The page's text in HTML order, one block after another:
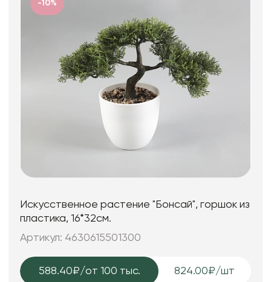
-10%
Искусственное растение "Бонсай", горшок из
пластика, 16*32см.
Артикул: 4630615501300
588.40₽/от 100 тыс. 824.00₽/шт